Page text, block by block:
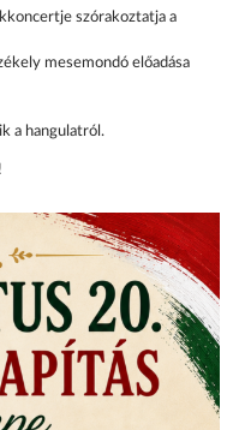
szórakoztatja a
mesemondó előadása
a hangulatról.